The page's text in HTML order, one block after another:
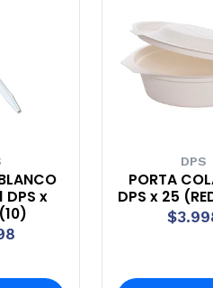
DPS x
DPS
PORTA
DPS x 25